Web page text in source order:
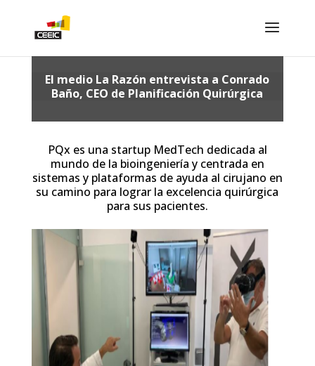
El medio La Razón entrevista a Conrado
Baño, CEO de Planificación Quirúrgica
PQx es una startup MedTech dedicada al
mundo de la bioingeniería y centrada en
sistemas y plataformas de ayuda al cirujano en
su camino para lograr la excelencia quirúrgica
para sus pacientes.